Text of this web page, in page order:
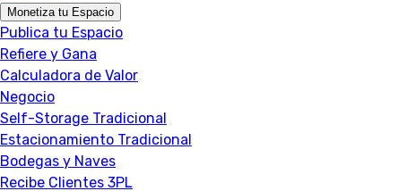
Monetiza tu Espacio
Publica tu Espacio
Refiere y Gana
Calculadora de Valor
Negocio
Self-Storage Tradicional
Estacionamiento Tradicional
Bodegas y Naves
Recibe Clientes 3PL